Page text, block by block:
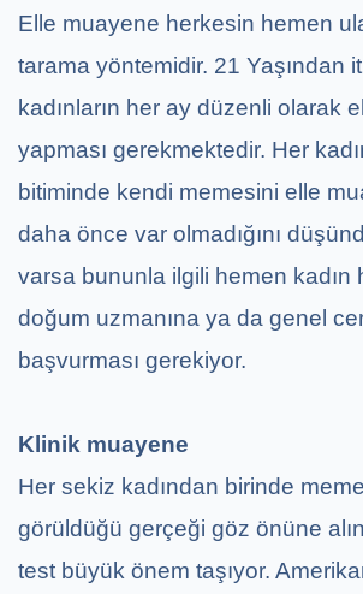
Elle muayene herkesin hemen
tarama yöntemidir. 21 Yaşından
kadınların her ay düzenli olarak
yapması gerekmektedir. Her
bitiminde kendi memesini elle
daha önce var olmadığını
varsa bununla ilgili hemen kadın
doğum uzmanına ya da genel
başvurması gerekiyor.
Klinik muayene
Her sekiz kadından birinde
görüldüğü gerçeği göz önüne
test büyük önem taşıyor.